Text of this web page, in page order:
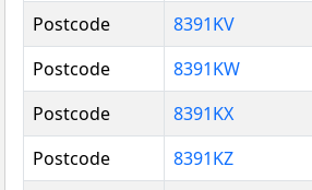
Postcode
8391KV
Postcode
8391KW
Postcode
8391KX
Postcode
8391KZ